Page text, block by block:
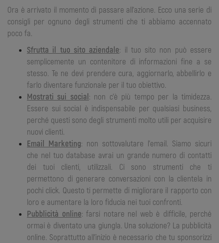
Ora è arrivato il momento di passare all’azione. Ecco una serie di
consigli per ognuno degli strumenti che ti abbiamo accennato
poco fa.
Sfrutta il tuo sito aziendale: il tuo sito non può essere
semplicemente un contenitore di informazioni fine a se
stesso. Te ne devi prendere cura, aggiornarlo, abbellirlo e
farlo diventare funzionale per il tuo obiettivo.
Mostrati sui social: non c’è più tempo per la timidezza.
Essere sui social è indispensabile per qualsiasi business,
perché questi sono degli strumenti molto utili per acquisire
nuovi clienti.
Email Marketing: non sottovalutare l’email. Siamo sicuri
che nel tuo database avrai un grande numero di contatti
dei tuoi clienti, utilizzali. Ci sono strumenti che ti
permettono di generare conversazioni con la clientela in
pochi click. Questo ti permette di migliorare il rapporto con
loro e aumentare la loro fiducia nei tuoi confronti.
Pubblicità online: farsi notare nel web è difficile, perché
ormai è diventato una giungla. Una soluzione? La pubblicità
online. Soprattutto all’inizio è necessario che tu sponsorizzi